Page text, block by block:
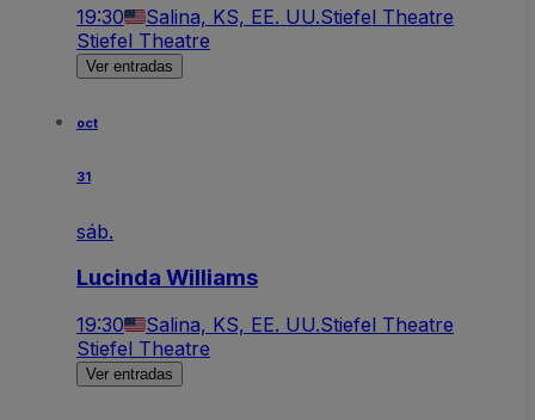
19:30 Salina, KS, EE. UU.Stiefel Theatre
Stiefel Theatre
Ver entradas
oct
31
sáb.
Lucinda Williams
19:30 Salina, KS, EE. UU.Stiefel Theatre
Stiefel Theatre
Ver entradas